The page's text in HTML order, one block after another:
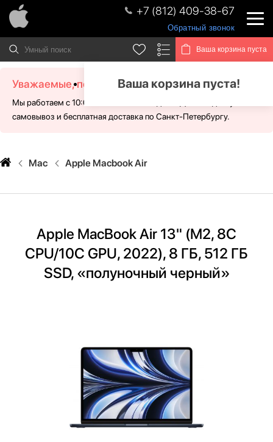
+7 (812) 409-38-67
Обратный звонок
Ваша корзина пуста
Ваша корзина пуста!
Уважаемые, посетители!
Мы работаем с 10:00 - 21:00 без выходных. Для Вас доступен
самовывоз и бесплатная доставка по Санкт-Петербургу.
Mac Apple Macbook Air
Apple MacBook Air 13" (M2, 8C
CPU/10C GPU, 2022), 8 ГБ, 512 ГБ
SSD, «полуночный черный»